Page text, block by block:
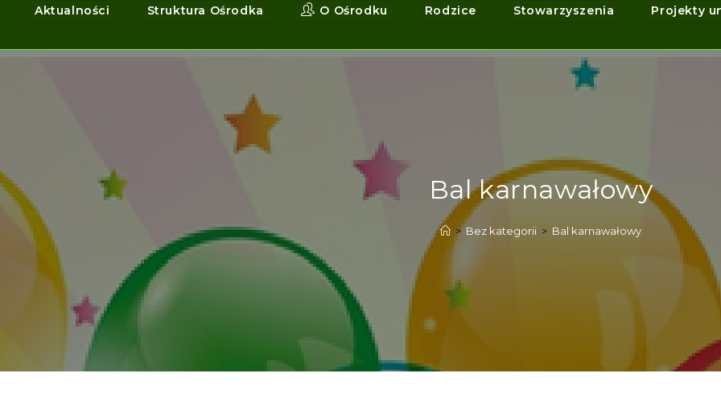
Aktualności Struktura Ośrodka O Ośrodku Rodzice Stowarzyszenia Projekty
Bal karnawałowy
> Bez kategorii > Bal karnawałowy